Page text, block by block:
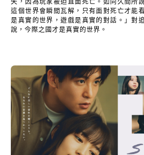
這個世界會瞬間瓦解，只有面對死亡才能
是真實的世界，遊戲是真實的對話。」對
說，今際之國才是真實的世界。